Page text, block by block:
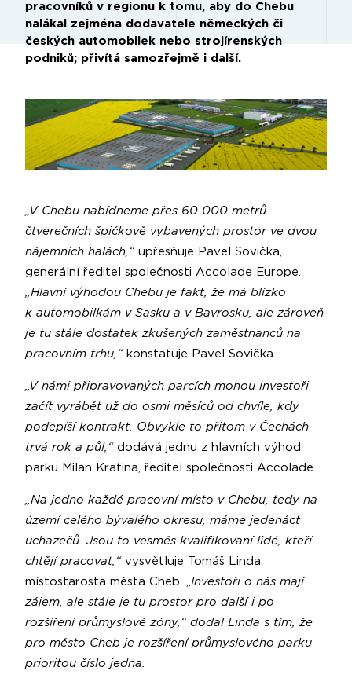
pracovníků v regionu k tomu, aby do Chebu
nalákal zejména dodavatele německých či
českých automobilek nebo strojírenských
podniků; přivítá samozřejmě i další.
„V Chebu nabídneme přes 60 000 metrů
čtverečních špičkově vybavených prostor ve dvou
nájemních halách,“ upřesňuje Pavel Sovička,
generální ředitel společnosti Accolade Europe.
„Hlavní výhodou Chebu je fakt, že má blízko
k automobilkám v Sasku a v Bavrosku, ale zároveň
je tu stále dostatek zkušených zaměstnanců na
pracovním trhu,“ konstatuje Pavel Sovička.
„V námi připravovaných parcích mohou investoři
začít vyrábět už do osmi měsíců od chvíle, kdy
podepíší kontrakt. Obvykle to přitom v Čechách
trvá rok a půl,“ dodává jednu z hlavních výhod
parku Milan Kratina, ředitel společnosti Accolade.
„Na jedno každé pracovní místo v Chebu, tedy na
území celého bývalého okresu, máme jedenáct
uchazečů. Jsou to vesměs kvalifikovaní lidé, kteří
chtějí pracovat,“ vysvětluje Tomáš Linda,
místostarosta města Cheb. „Investoři o nás mají
zájem, ale stále je tu prostor pro další i po
rozšíření průmyslové zóny,“ dodal Linda s tím, že
pro město Cheb je rozšíření průmyslového parku
prioritou číslo jedna.